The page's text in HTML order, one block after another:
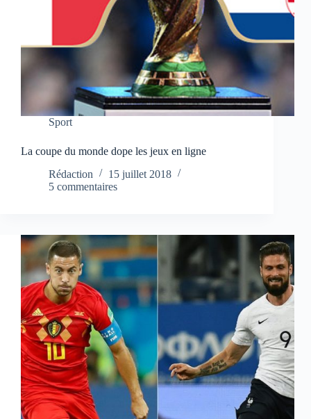
Sport
La coupe du monde dope les jeux en ligne
Rédaction
15 juillet 2018
5 commentaires